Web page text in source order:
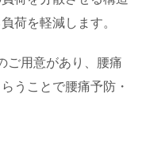
荷を軽減します。
ご用意があり、腰痛
うことで腰痛予防・